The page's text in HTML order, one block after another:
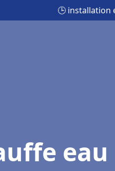
🕒 installation
eau